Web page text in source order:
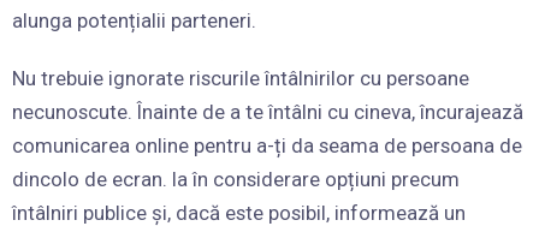
alunga potențialii parteneri.
Nu trebuie ignorate riscurile întâlnirilor cu persoane
necunoscute. Înainte de a te întâlni cu cineva, încurajează
comunicarea online pentru a-ți da seama de persoana de
dincolo de ecran. Ia în considerare opțiuni precum
întâlniri publice și, dacă este posibil, informează un